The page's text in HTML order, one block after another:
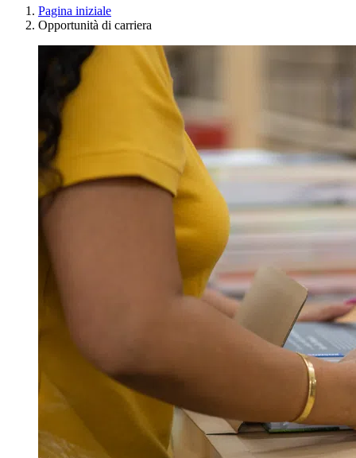
Pagina iniziale
Opportunità di carriera